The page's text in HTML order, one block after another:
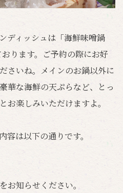
ディッシュは「海鮮味噌鍋
ります。ご予約の際にお好
さいね。メインのお鍋以外に
華な海鮮の天ぷらなど、とっ
お楽しみいただけますよ。
容は以下の通りです。
知らせください。